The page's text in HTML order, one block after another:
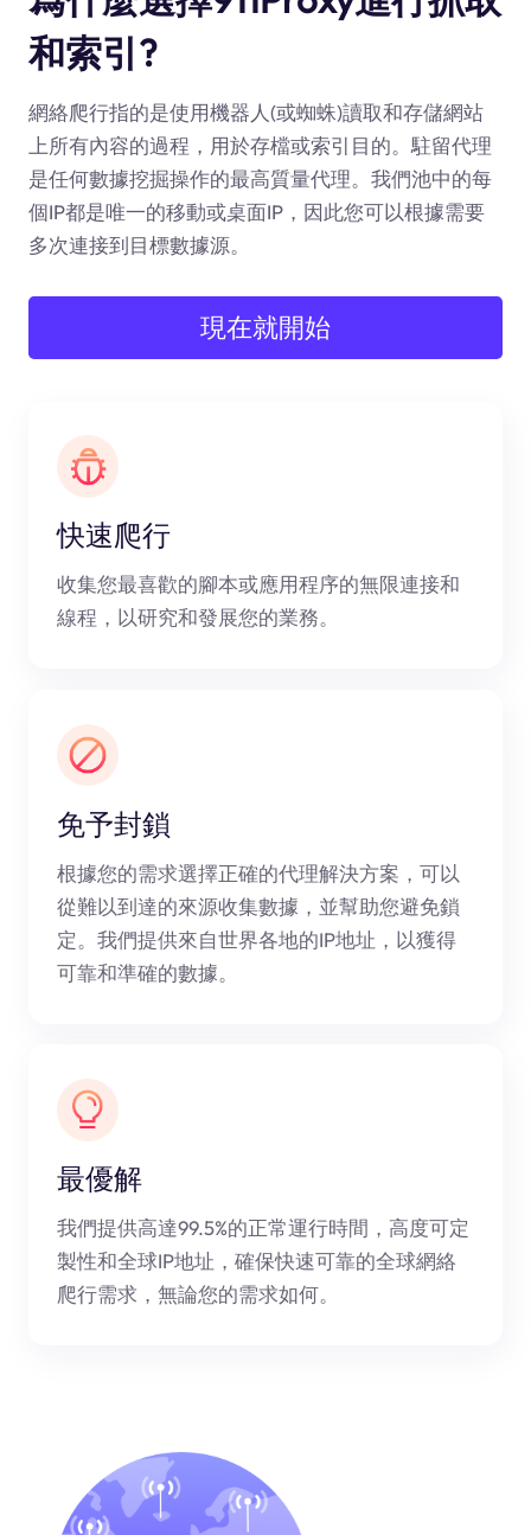
和索引?
網絡爬行指的是使用機器人(或蜘蛛)讀取和存儲網站
上所有內容的過程，用於存檔或索引目的。駐留代理
是任何數據挖掘操作的最高質量代理。我們池中的每
個IP都是唯一的移動或桌面IP，因此您可以根據需要
多次連接到目標數據源。
現在就開始
快速爬行
收集您最喜歡的腳本或應用程序的無限連接和
線程，以研究和發展您的業務。
免予封鎖
根據您的需求選擇正確的代理解決方案，可以
從難以到達的來源收集數據，並幫助您避免鎖
定。我們提供來自世界各地的IP地址，以獲得
可靠和準確的數據。
最優解
我們提供高達99.5%的正常運行時間，高度可定
製性和全球IP地址，確保快速可靠的全球網絡
爬行需求，無論您的需求如何。